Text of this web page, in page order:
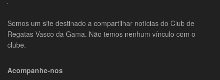
Somos um site destinado a compartilhar notícias do Club de
Regatas Vasco da Gama. Não temos nenhum vínculo com o
clube.
Acompanhe-nos